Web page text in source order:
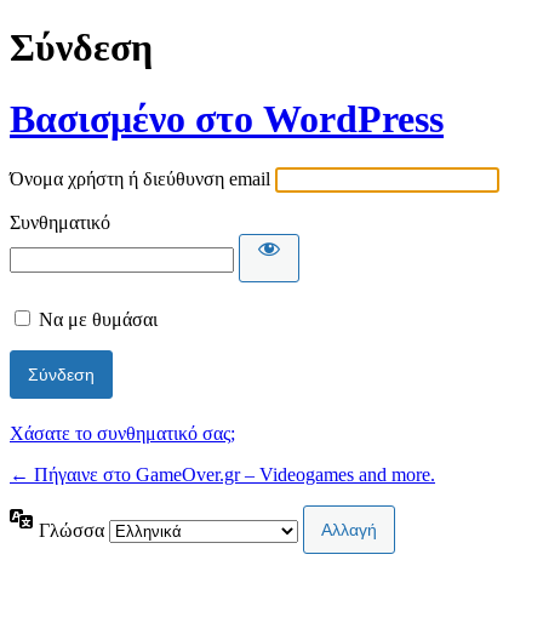
Σύνδεση
Βασισμένο στο WordPress
Όνομα χρήστη ή διεύθυνση email
Συνθηματικό
Να με θυμάσαι
Χάσατε το συνθηματικό σας;
← Πήγαινε στο GameOver.gr – Videogames and more.
Γλώσσα